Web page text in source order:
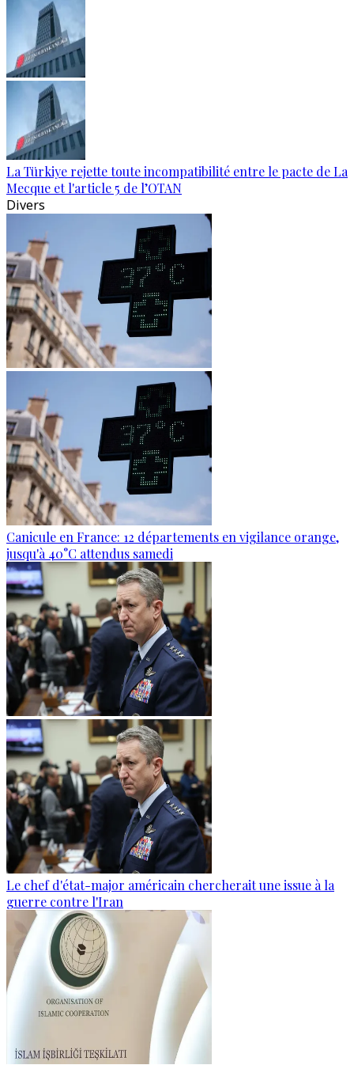
La Türkiye rejette toute incompatibilité entre le pacte de La
Mecque et l'article 5 de l’OTAN
Divers
Canicule en France: 12 départements en vigilance orange,
jusqu'à 40°C attendus samedi
Le chef d'état-major américain chercherait une issue à la
guerre contre l'Iran